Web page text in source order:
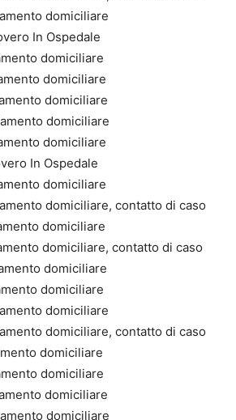
domiciliare
In Ospedale
domiciliare
domiciliare
domiciliare
domiciliare
domiciliare
In Ospedale
domiciliare
domiciliare, contatto di caso
domiciliare
domiciliare, contatto di caso
domiciliare
domiciliare
domiciliare
domiciliare, contatto di caso
domiciliare
domiciliare
domiciliare
domiciliare